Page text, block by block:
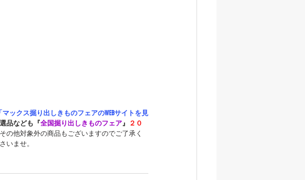
「マックス掘り出しきものフェアのWEBサイトを見
品なども『全国掘り出しきものフェア』
２０
の他対象外の商品もございますのでご了承く
いませ。